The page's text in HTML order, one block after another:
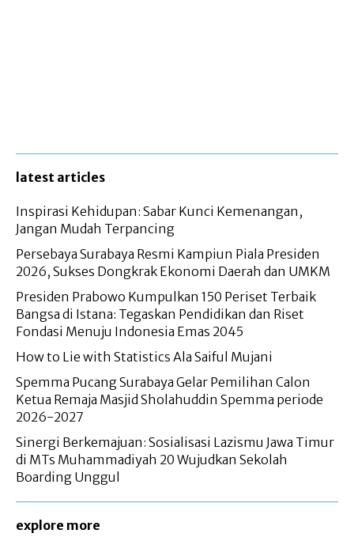
latest articles
Inspirasi Kehidupan: Sabar Kunci Kemenangan,
Jangan Mudah Terpancing
Persebaya Surabaya Resmi Kampiun Piala Presiden
2026, Sukses Dongkrak Ekonomi Daerah dan UMKM
Presiden Prabowo Kumpulkan 150 Periset Terbaik
Bangsa di Istana: Tegaskan Pendidikan dan Riset
Fondasi Menuju Indonesia Emas 2045
How to Lie with Statistics Ala Saiful Mujani
Spemma Pucang Surabaya Gelar Pemilihan Calon
Ketua Remaja Masjid Sholahuddin Spemma periode
2026-2027
Sinergi Berkemajuan: Sosialisasi Lazismu Jawa Timur
di MTs Muhammadiyah 20 Wujudkan Sekolah
Boarding Unggul
explore more